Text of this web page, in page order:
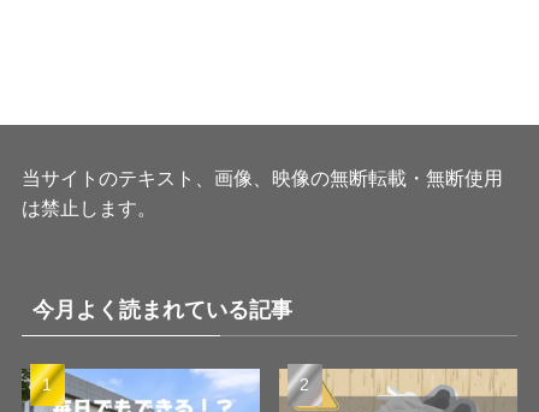
当サイトのテキスト、画像、映像の無断転載・無断使用
は禁止します。
今月よく読まれている記事